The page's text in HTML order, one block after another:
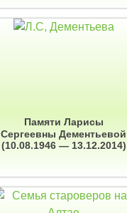
Памяти Ларисы
Сергеевны Дементьевой
(10.08.1946 — 13.12.2014)